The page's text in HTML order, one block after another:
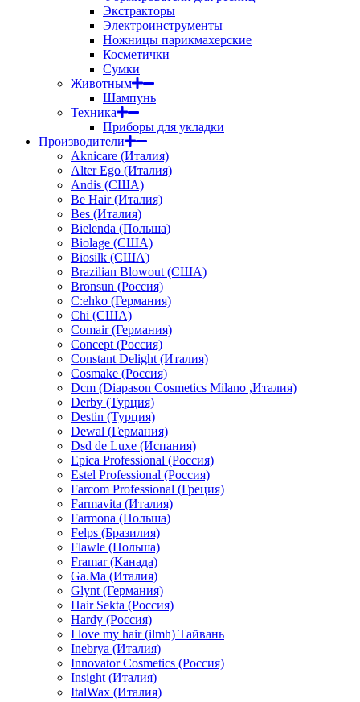
Экстракторы
Электроинструменты
Ножницы парикмахерские
Косметички
Сумки
Животным
Шампунь
Техника
Приборы для укладки
Производители
Aknicare (Италия)
Alter Ego (Италия)
Andis (США)
Be Hair (Италия)
Bes (Италия)
Bielenda (Польша)
Biolage (США)
Biosilk (США)
Brazilian Blowout (США)
Bronsun (Россия)
C:ehko (Германия)
Chi (США)
Comair (Германия)
Concept (Россия)
Constant Delight (Италия)
Cosmake (Россия)
Dcm (Diapason Cosmetics Milano ,Италия)
Derby (Турция)
Destin (Турция)
Dewal (Германия)
Dsd de Luxe (Испания)
Epica Professional (Россия)
Estel Professional (Россия)
Farcom Professional (Греция)
Farmavita (Италия)
Farmona (Польша)
Felps (Бразилия)
Flawle (Польша)
Framar (Канада)
Ga.Ma (Италия)
Glynt (Германия)
Hair Sekta (Россия)
Hardy (Россия)
I love my hair (ilmh) Тайвань
Inebrya (Италия)
Innovator Cosmetics (Россия)
Insight (Италия)
ItalWax (Италия)